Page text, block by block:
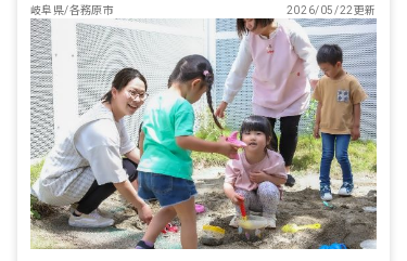
岐阜県/各務原市
2026/05/22更新